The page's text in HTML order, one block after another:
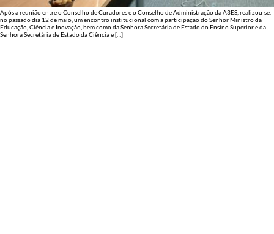
Após a reunião entre o Conselho de Curadores e o Conselho de Administração da A3ES, realizou-se,
no passado dia 12 de maio, um encontro institucional com a participação do Senhor Ministro da
Educação, Ciência e Inovação, bem como da Senhora Secretária de Estado do Ensino Superior e da
Senhora Secretária de Estado da Ciência e […]